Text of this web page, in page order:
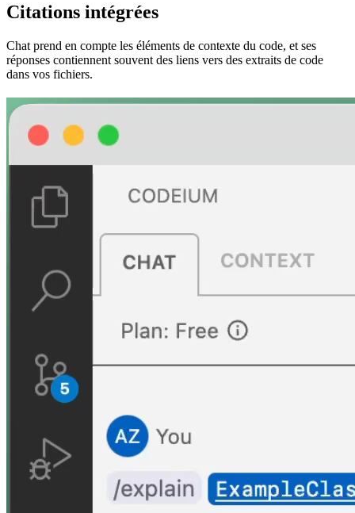
Citations intégrées
Chat prend en compte les éléments de contexte du code, et ses
réponses contiennent souvent des liens vers des extraits de code
dans vos fichiers.